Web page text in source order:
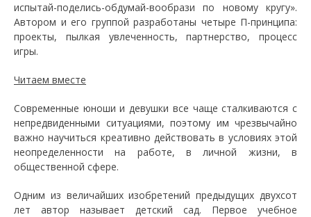
испытай-поделись-обдумай-вообрази по новому кругу».
Автором и его группой разработаны четыре П-принципа:
проекты, пылкая увлеченность, партнерство, процесс
игры.
Читаем вместе
Современные юноши и девушки все чаще сталкиваются с
непредвиденными ситуациями, поэтому им чрезвычайно
важно научиться креативно действовать в условиях этой
неопределенности на работе, в личной жизни, в
общественной сфере.
Одним из величайших изобретений предыдущих двухсот
лет автор называет детский сад. Первое учебное